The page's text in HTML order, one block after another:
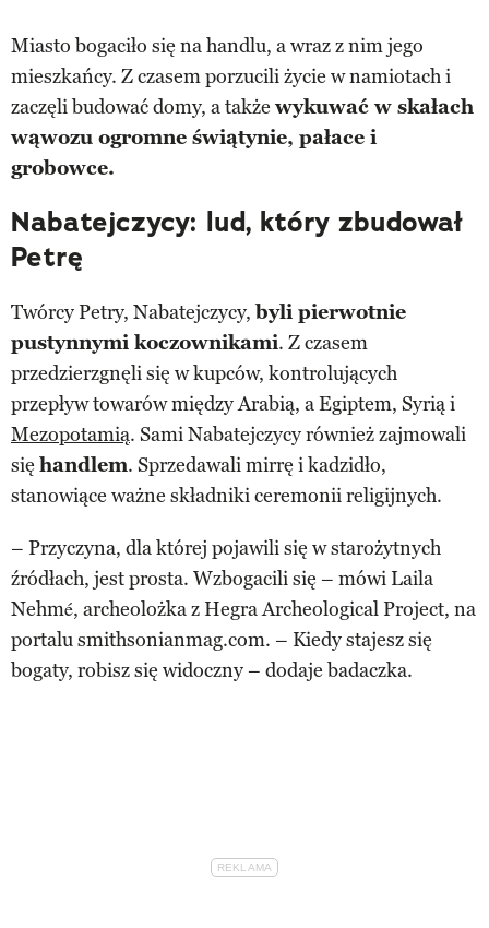
Miasto bogaciło się na handlu, a wraz z nim jego
mieszkańcy. Z czasem porzucili życie w namiotach i
zaczęli budować domy, a także wykuwać w skałach
wąwozu ogromne świątynie, pałace i
grobowce.
Nabatejczycy: lud, który zbudował
Petrę
Twórcy Petry, Nabatejczycy,byli pierwotnie
pustynnymi koczownikami. Z czasem
przedzierzgnęli się w kupców, kontrolujących
przepływ towarów między Arabią, a Egiptem, Syrią i
Mezopotamią. Sami Nabatejczycy również zajmowali
się handlem. Sprzedawali mirrę i kadzidło,
stanowiące ważne składniki ceremonii religijnych.
– Przyczyna, dla której pojawili się w starożytnych
źródłach, jest prosta. Wzbogacili się – mówi Laila
Nehmé, archeolożka z Hegra Archeological Project, na
portalu smithsonianmag.com. – Kiedy stajesz się
bogaty, robisz się widoczny – dodaje badaczka.